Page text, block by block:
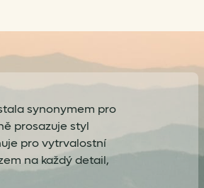
synonymem pro
prosazuje styl
pro vytrvalostní
na každý detail,